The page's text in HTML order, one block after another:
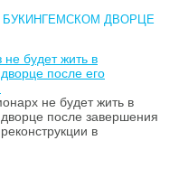
ДВОРЦЕ
не будет жить в
после его
не будет жить в
после завершения
в